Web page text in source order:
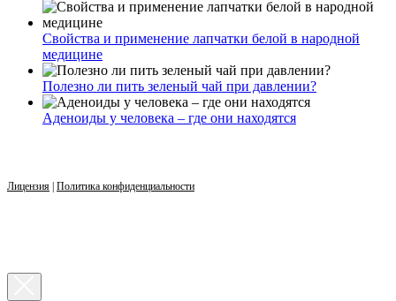
Свойства и применение лапчатки белой в народной
медицине
Полезно ли пить зеленый чай при давлении?
Аденоиды у человека – где они находятся
Лицензия Политика конфиденциальности